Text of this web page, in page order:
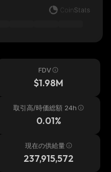
FDV
$1.98M
取引高/時価総額 24h
0.01%
現在の供給量
237,915,572